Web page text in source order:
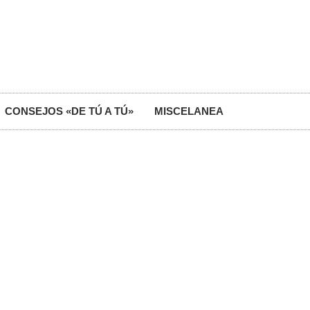
CONSEJOS «DE TÚ A TÚ» MISCELANEA